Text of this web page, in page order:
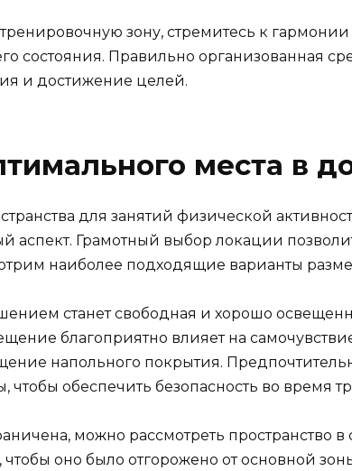
зону, стремитесь к гармонии
состояния. Правильно организованная
и достижение целей.
места в
для занятий физической
аспект. Грамотный выбор локации
наиболее подходящие варианты
станет свободная и хорошо
благоприятно влияет на
напольного покрытия.
чтобы обеспечить безопасность во время
можно рассмотреть пространство в
чтобы оно было отгорожено от основной